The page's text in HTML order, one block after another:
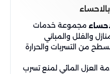
مجموعة خدمات
والفلل والمباني
من التسربات والحرارة
العزل المائي لمنع تسرب